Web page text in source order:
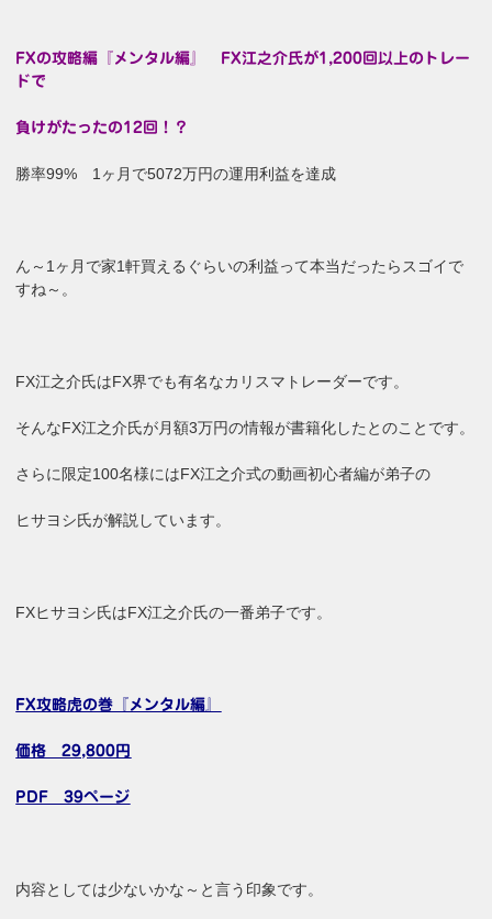
FXの攻略編『メンタル編』 FX江之介氏が1,200回以上のトレー
ドで
負けがたったの12回！？
勝率99% 1ヶ月で5072万円の運用利益を達成
ん～1ヶ月で家1軒買えるぐらいの利益って本当だったらスゴイで
すね～。
FX江之介氏はFX界でも有名なカリスマトレーダーです。
そんなFX江之介氏が月額3万円の情報が書籍化したとのことです。
さらに限定100名様にはFX江之介式の動画初心者編が弟子の
ヒサヨシ氏が解説しています。
FXヒサヨシ氏はFX江之介氏の一番弟子です。
FX攻略虎の巻『メンタル編』
価格 29,800円
PDF 39ページ
内容としては少ないかな～と言う印象です。